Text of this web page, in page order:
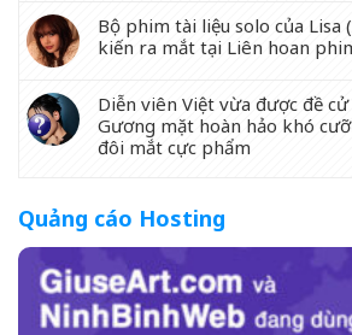
Bộ phim tài liệu solo của Lisa
kiến ra mắt tại Liên hoan
Diễn viên Việt vừa được đề
Gương mặt hoàn hảo khó
đôi mắt cực phẩm
Quảng cáo Hosting